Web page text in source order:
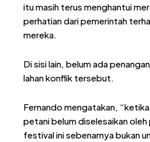
itu masih terus menghantui
perhatian dari pemerintah
mereka.
Di sisi lain, belum ada
lahan konflik tersebut.
Fernando mengatakan,
petani belum diselesaikan
festival ini sebenarnya bukan